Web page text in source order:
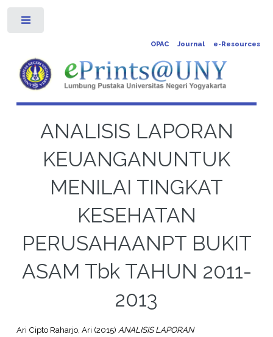
OPAC Journal e-Resources
ANALISIS LAPORAN
KEUANGANUNTUK
MENILAI TINGKAT
KESEHATAN
PERUSAHAANPT BUKIT
ASAM Tbk TAHUN 2011-
2013
Ari Cipto Raharjo, Ari (2015) ANALISIS LAPORAN